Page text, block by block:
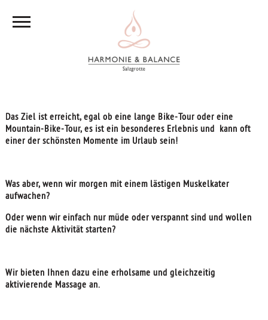
Das Ziel ist erreicht, egal ob eine lange Bike-Tour oder eine
Mountain-Bike-Tour, es ist ein besonderes Erlebnis und kann oft
einer der schönsten Momente im Urlaub sein!
Was aber, wenn wir morgen mit einem lästigen Muskelkater
aufwachen?
Oder wenn wir einfach nur müde oder verspannt sind und wollen
die nächste Aktivität starten?
Wir bieten Ihnen dazu eine erholsame und gleichzeitig
aktivierende Massage an.